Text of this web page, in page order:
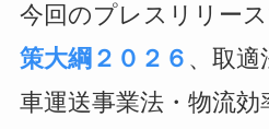
今回のプレスリリース
策大綱２０２６ 、取適
車運送事業法・物流効